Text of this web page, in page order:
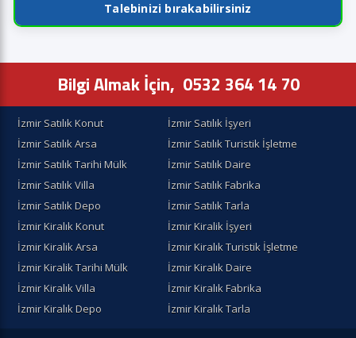
Talebinizi bırakabilirsiniz
Bilgi Almak İçin, 0532 364 14 70
İzmir Satılık Konut
İzmir Satılık İşyeri
İzmir Satılık Arsa
İzmir Satılık Turistik İşletme
İzmir Satılık Tarihi Mülk
İzmir Satılık Daire
İzmir Satılık Villa
İzmir Satılık Fabrika
İzmir Satılık Depo
İzmir Satılık Tarla
İzmir Kiralık Konut
İzmir Kiralik İşyeri
İzmir Kiralik Arsa
İzmir Kiralık Turistik İşletme
İzmir Kiralik Tarihi Mülk
İzmir Kiralık Daire
İzmir Kiralık Villa
İzmir Kiralık Fabrika
İzmir Kiralık Depo
İzmir Kiralık Tarla